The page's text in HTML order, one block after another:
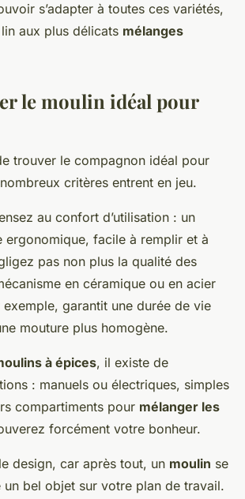
s’adapter à toutes ces variétés,
aux plus délicats mélanges
le moulin idéal pour
trouver le compagnon idéal pour
critères entrent en jeu.
au confort d’utilisation : un
ergonomique, facile à remplir et à
pas non plus la qualité des
en céramique ou en acier
garantit une durée de vie
mouture plus homogène.
à épices, il existe de
: manuels ou électriques, simples
compartiments pour mélanger les
forcément votre bonheur.
design, car après tout, un moulin se
un bel objet sur votre plan de travail.